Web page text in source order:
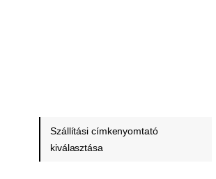
Szállítási címkenyomtató
kiválasztása